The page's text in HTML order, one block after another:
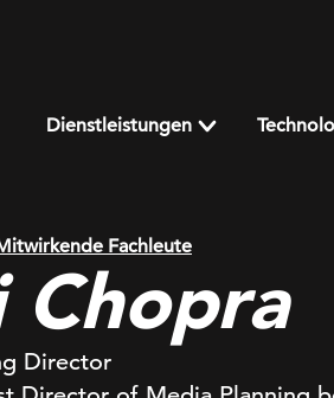
Dienstleistungen
Fachleute
Chopra
Director